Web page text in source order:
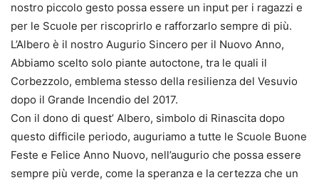
nostro piccolo gesto possa essere un input per i ragazzi e
per le Scuole per riscoprirlo e rafforzarlo sempre di più.
L’Albero è il nostro Augurio Sincero per il Nuovo Anno,
Abbiamo scelto solo piante autoctone, tra le quali il
Corbezzolo, emblema stesso della resilienza del Vesuvio
dopo il Grande Incendio del 2017.
Con il dono di quest’ Albero, simbolo di Rinascita dopo
questo difficile periodo, auguriamo a tutte le Scuole Buone
Feste e Felice Anno Nuovo, nell’augurio che possa essere
sempre più verde, come la speranza e la certezza che un